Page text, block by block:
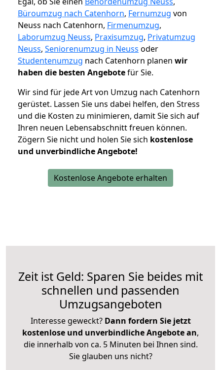
Büroumzug nach Catenhorn, Fernumzug von
Neuss nach Catenhorn, Firmenumzug,
Laborumzug Neuss, Praxisumzug, Privatumzug
Neuss, Seniorenumzug in Neuss oder
Studentenumzug nach Catenhorn planen wir
haben die besten Angebotefür Sie.
Wir sind für jede Art von Umzug nach Catenhorn
gerüstet. Lassen Sie uns dabei helfen, den Stress
und die Kosten zu minimieren, damit Sie sich auf
Ihren neuen Lebensabschnitt freuen können.
Zögern Sie nicht und holen Sie sich kostenlose
und unverbindliche Angebote!
Kostenlose Angebote erhalten
Zeit ist Geld: Sparen Sie beides mit
schnellen und passenden
Umzugsangeboten
Interesse geweckt? Dann fordern Sie jetzt
kostenlose und unverbindliche Angebote an,
die innerhalb von ca. 5 Minuten bei Ihnen sind.
Sie glauben uns nicht?